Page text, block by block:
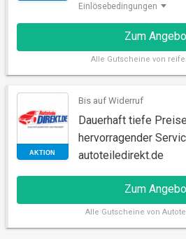
Einlösebedingungen
Zum
Alle Gutscheine von
Bis auf Widerruf
Dauerhaft tiefe
hervorragender
autoteiledirekt.de
Zum
Alle Gutscheine von